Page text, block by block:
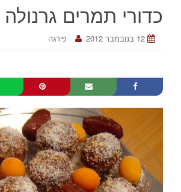
כדורי תמרים גרנולה
12 בנובמבר 2012 פירגה